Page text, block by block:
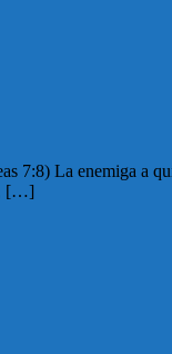
7:8) La enemiga a
[…]